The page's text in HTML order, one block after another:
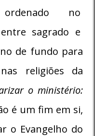
ordenado no
sagrado e
de fundo para
religiões da
o ministério:
é um fim em si,
o Evangelho do